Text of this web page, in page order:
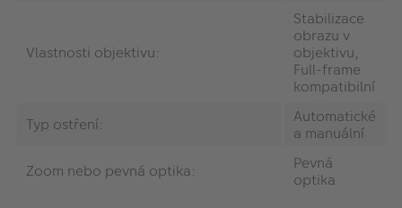
Vlastnosti objektivu:
Stabilizace
obrazu v
objektivu,
Full-frame
kompatibilní
Typ ostření:
Automatické
a manuální
Zoom nebo pevná optika:
Pevná
optika